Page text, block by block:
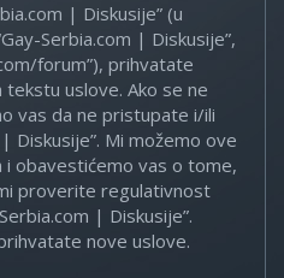
| Diskusije” (u
Serbia.com | Diskusije”,
forum”), prihvatate
uslove. Ako se ne
vas da ne pristupate i/ili
Diskusije”. Mi možemo ove
obavestićemo vas o tome,
proverite regulativnost
| Diskusije”.
nove uslove.